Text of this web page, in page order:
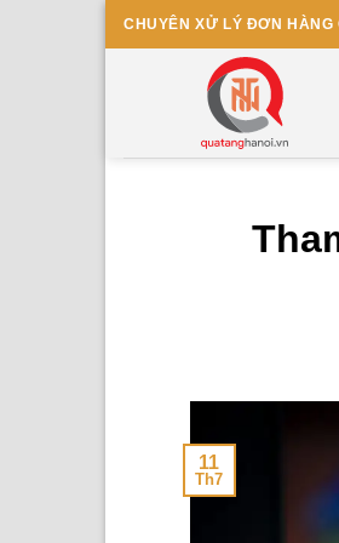
Skip
to
CHUYÊN XỬ LÝ ĐƠN HÀNG
11
Th7